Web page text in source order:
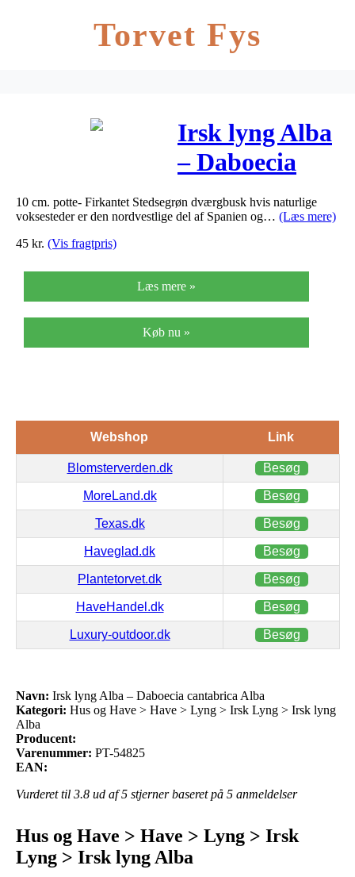
Torvet Fys
Irsk lyng Alba
– Daboecia
cantabrica
Alba
10 cm. potte- Firkantet Stedsegrøn dværgbusk hvis naturlige
voksesteder er den nordvestlige del af Spanien og… (Læs mere)
45 kr. (Vis fragtpris)
Læs mere »
Køb nu »
Webshop Link
Blomsterverden.dk Besøg
MoreLand.dk Besøg
Texas.dk Besøg
Haveglad.dk Besøg
Plantetorvet.dk Besøg
HaveHandel.dk Besøg
Luxury-outdoor.dk Besøg
Navn: Irsk lyng Alba – Daboecia cantabrica Alba
Kategori: Hus og Have > Have > Lyng > Irsk Lyng > Irsk lyng
Alba
Producent:
Varenummer: PT-54825
EAN:
Vurderet til 3.8 ud af 5 stjerner baseret på 5 anmeldelser
Hus og Have > Have > Lyng > Irsk
Lyng > Irsk lyng Alba